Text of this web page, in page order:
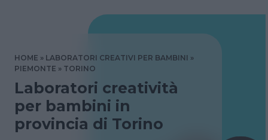
HOME
LABORATORI CREATIVI PER BAMBINI
PIEMONTE
TORINO
Laboratori creatività
per bambini in
provincia di Torino